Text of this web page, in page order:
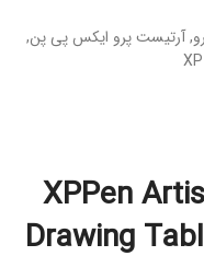
,آرتیست پرو ایکس پی پن,
XPPen
Drawing